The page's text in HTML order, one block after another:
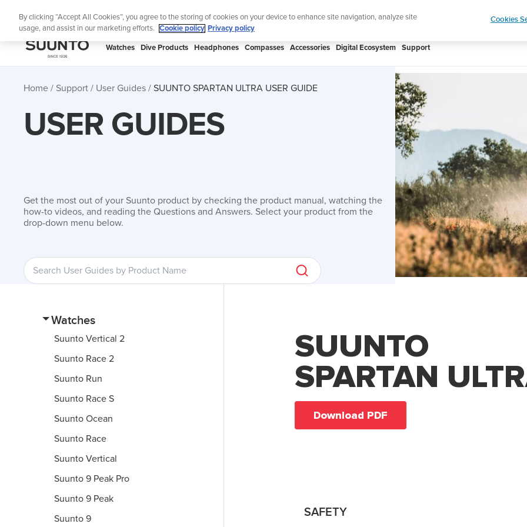
Lightweight sports watch designed for runners Shop
SUUNTO
Watches Dive Products Headphones Compasses Accessories Digital Ecosystem Support
Home Support User Guides SUUNTO SPARTAN ULTRA USER GUIDE
USER GUIDES
Get the most out of your Suunto product by checking the product manual, watching the
how-to videos, and reading the Questions and Answers. Select your product from the
drop-down menu below.
Watches
Suunto Vertical 2
Suunto Race 2
Suunto Run
Suunto Race S
Suunto Ocean
Suunto Race
Suunto Vertical
Suunto 9 Peak Pro
Suunto 9 Peak
Suunto 9
SUUNTO
SPARTAN
Download PDF
SAFETY
By clicking “Accept All Cookies”, you agree to the storing of cookies on your device to enhance site navigation, analyze site
usage, and assist in our marketing efforts.
Cookie policy Privacy policy
Cookies